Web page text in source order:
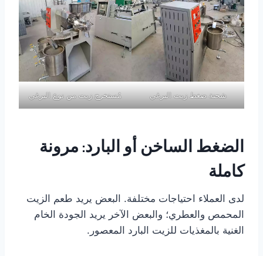
شحنة ضغط زيت البرغي مُستخرج زيت من نوع البرغي
الضغط الساخن أو البارد: مرونة
كاملة
لدى العملاء احتياجات مختلفة. البعض يريد طعم الزيت
المحمص والعطري؛ والبعض الآخر يريد الجودة الخام
الغنية بالمغذيات للزيت البارد المعصور.